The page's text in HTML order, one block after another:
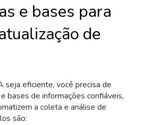
e bases para
de
seja eficiente, você precisa de
bases de informações confiáveis,
a coleta e análise de
são: